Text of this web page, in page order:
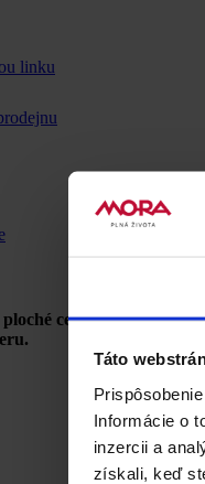
Táto
Informácie o
inzercii a
získali, keď
linku
cestoviny určite